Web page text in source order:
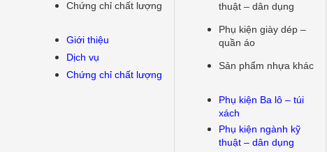
Chứng chỉ chất lượng
Giới thiệu
Dịch vụ
Chứng chỉ chất lượng
thuật – dân dụng
Phụ kiện giày dép –
quần áo
Sản phẩm nhựa khác
Phụ kiện Ba lô – túi
xách
Phụ kiện ngành kỹ
thuật – dân dụng